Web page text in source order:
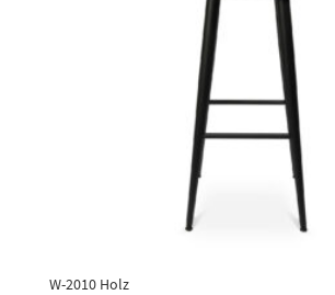
W-2010 Holz